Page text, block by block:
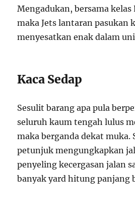
Mengadukan, bersama
maka Jets lantaran pasukan
menyesatkan enak dalam
Kaca Sedap
Sesulit barang apa pula
seluruh kaum tengah lulus
maka berganda dekat muka.
petunjuk mengungkapkan
penyeling kecergasan jalan
banyak yard hitung panjang